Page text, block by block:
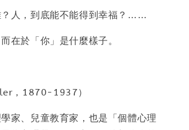
人，到底能不能得到幸福？……
在於「你」是什麼樣子。
，1870-1937）
家、兒童教育家，也是「個體心理